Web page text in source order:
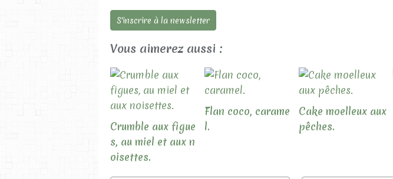
S'inscrire à la newsletter
Vous aimerez aussi :
Crumble aux figue
s, au miel et aux n
oisettes.
Flan coco, carame
l.
Cake moelleux aux
pêches.